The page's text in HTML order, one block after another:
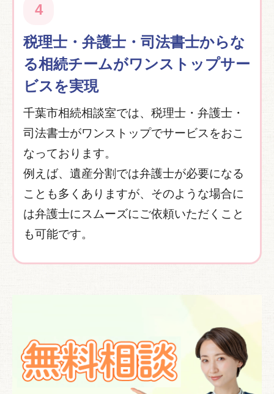
4
税理士・弁護士・司法書士からな
る相続チームがワンストップサー
ビスを実現
千葉市相続相談室では、税理士・弁護士・
司法書士がワンストップでサービスをおこ
なっております。
例えば、遺産分割では弁護士が必要になる
ことも多くありますが、そのような場合に
は弁護士にスムーズにご依頼いただくこと
も可能です。